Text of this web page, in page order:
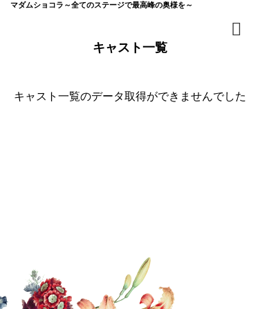
マダムショコラ～全てのステージで最高峰の奥様を～
キャスト一覧
キャスト一覧のデータ取得ができませんでした